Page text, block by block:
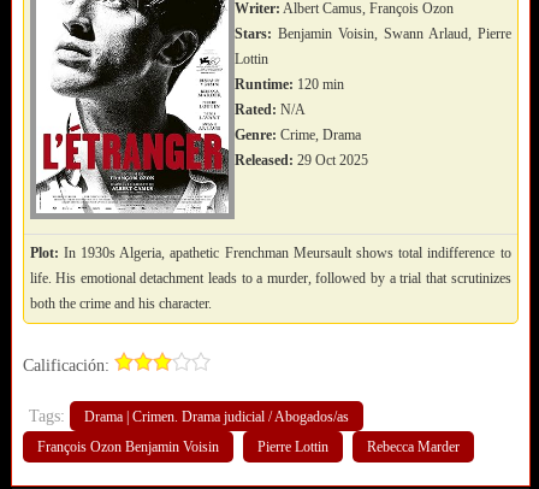
Writer: Albert Camus, François Ozon
Stars: Benjamin Voisin, Swann Arlaud, Pierre
Lottin
Runtime: 120 min
Rated: N/A
Genre: Crime, Drama
Released: 29 Oct 2025
Plot: In 1930s Algeria, apathetic Frenchman Meursault shows total indifference to
life. His emotional detachment leads to a murder, followed by a trial that scrutinizes
both the crime and his character.
Calificación:
Tags:
Drama | Crimen. Drama judicial / Abogados/as
François Ozon Benjamin Voisin
Pierre Lottin Rebecca Marder